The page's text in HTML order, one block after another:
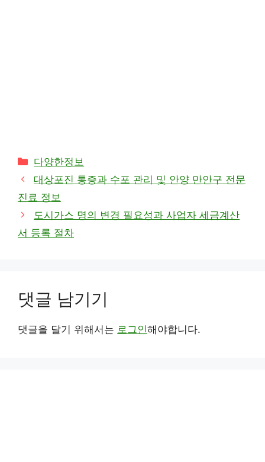
카
테
리
다양한정보
대상포진 통증과 수포 관리 및 안양 만안구 전문
진료 정보
도시가스 명의 변경 필요성과 사업자 세금계산
서 등록 절차
댓글 남기기
댓글을 달기 위해서는 로그인해야합니다.